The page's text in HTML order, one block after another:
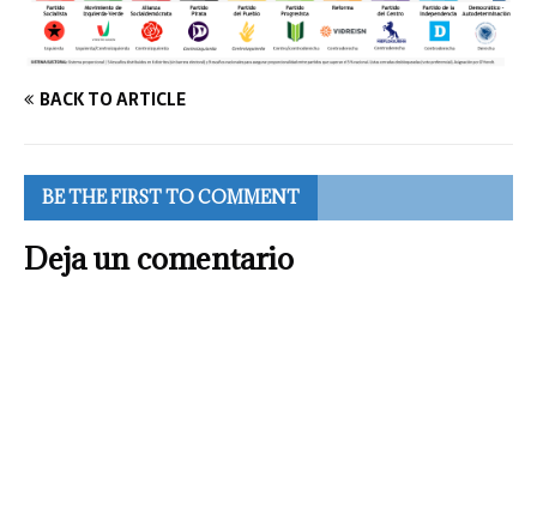
BACK TO ARTICLE
BE THE FIRST TO COMMENT
Deja un comentario